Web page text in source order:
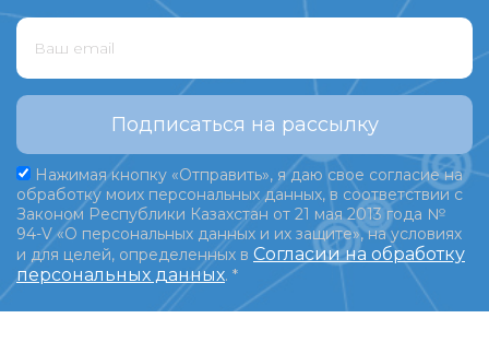
Подписаться на рассылку
Нажимая кнопку «Отправить», я даю свое согласие на
обработку моих персональных данных, в соответствии с
Законом Республики Казахстан от 21 мая 2013 года №
94-V «О персональных данных и их защите», на условиях
и для целей, определенных в Согласии на обработку
персональных данных. *